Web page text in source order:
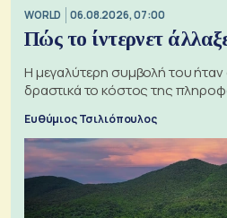
WORLD 06.08.2026, 07:00
Πώς το ίντερνετ
Η μεγαλύτερη συμβολή του ήταν
δραστικά το κόστος της
Ευθύμιος Τσιλιόπουλος